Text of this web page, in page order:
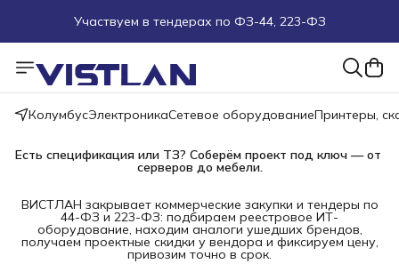
Участвуем в тендерах по ФЗ-44, 223-ФЗ
Поможем подобрать оборудование под ТЗ
Пришлите запрос на e-mail или в чат
КолумбусЭлектроникаСетевое оборудованиеПринтеры,
Есть спецификация или ТЗ? Соберём проект под ключ — от
серверов до мебели.
ВИСТЛАН закрывает коммерческие закупки и тендеры по
44-ФЗ и 223-ФЗ: подбираем реестровое ИТ-
оборудование, находим аналоги ушедших брендов,
получаем проектные скидки у вендора и фиксируем цену,
привозим точно в срок.